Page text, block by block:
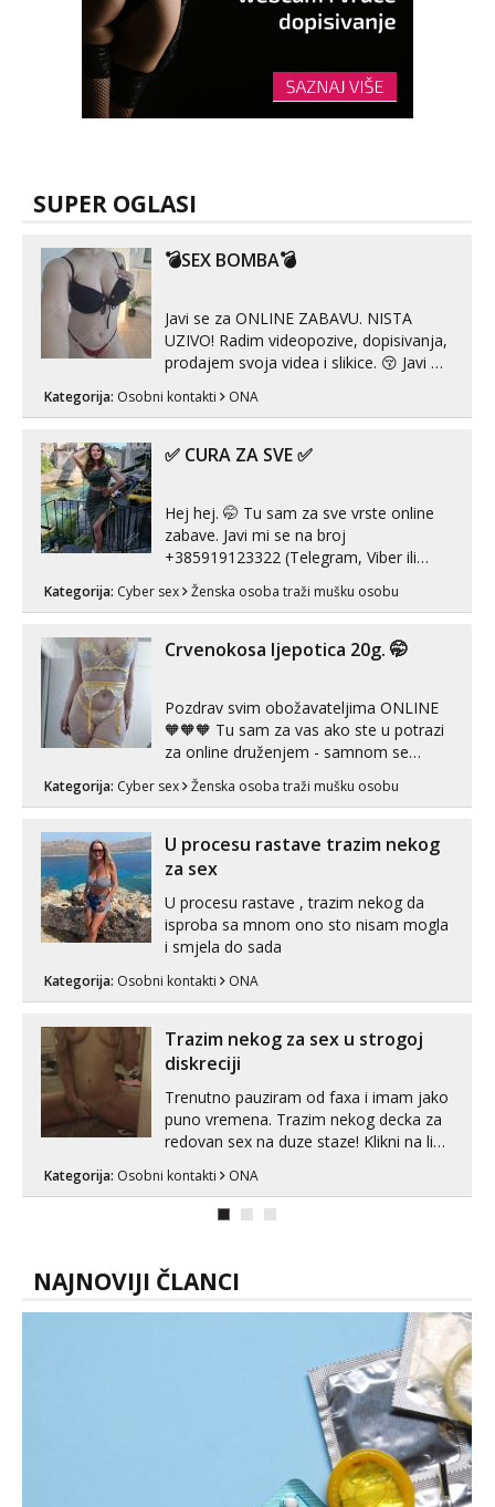
SUPER OGLASI
💣SEX BOMBA💣
Javi se za ONLINE ZABAVU. NISTA
UZIVO! Radim videopozive, dopisivanja,
prodajem svoja videa i slikice. 😚 Javi mi
Telegram. +385 91 723 0045
Kategorija: Osobni kontakti ONA
✅ CURA ZA SVE ✅
Hej hej. 🤭 Tu sam za sve vrste online
zabave. Javi mi se na broj
+385919123322 (Telegram, Viber ili
Whatsapp). 🤙 NE javljaj se na uzivo.
Hvala.
Kategorija: Cyber sex Ženska osoba traži mušku osobu
Crvenokosa ljepotica 20g. 🤭
Pozdrav svim obožavateljima ONLINE
🧡🧡🧡 Tu sam za vas ako ste u potrazi
za online druženjem - samnom se
možete zabaviti preko videopoziva, ili
ako vam nisam dovoljna radim i u paru i
😉 Radim i vruća tipkanja uz slike i hot
line pozive. Za vas sam pripremila ...
Kategorija: Cyber sex Ženska osoba traži mušku osobu
U procesu rastave trazim nekog
za sex
U procesu rastave , trazim nekog da
isproba sa mnom ono sto nisam mogla
i smjela do sada
Kategorija: Osobni kontakti ONA
Trazim nekog za sex u strogoj
diskreciji
Trenutno pauziram od faxa i imam jako
puno vremena. Trazim nekog decka za
redovan sex na duze staze! Klikni na link
Kategorija: Osobni kontakti ONA
NAJNOVIJI ČLANCI